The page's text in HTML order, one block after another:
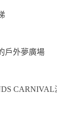
戶外夢廣場
CARNIVAL